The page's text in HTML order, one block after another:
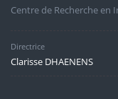
Centre de Recherche
Directrice
Clarisse DHAENENS